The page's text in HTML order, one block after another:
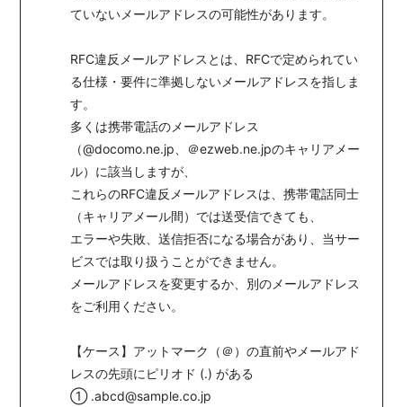
会員登録 ログイン
ていないメールアドレスの可能性があります。
RFC違反メールアドレスとは、RFCで定められてい
る仕様・要件に準拠しないメールアドレスを指しま
す。
多くは携帯電話のメールアドレス
（@docomo.ne.jp、＠ezweb.ne.jpのキャリアメー
ル）に該当しますが、
これらのRFC違反メールアドレスは、携帯電話同士
（キャリアメール間）では送受信できても、
エラーや失敗、送信拒否になる場合があり、当サー
ビスでは取り扱うことができません。
メールアドレスを変更するか、別のメールアドレス
をご利用ください。
【ケース】アットマーク（＠）の直前やメールアド
レスの先頭にピリオド (.) がある
① .abcd@sample.co.jp